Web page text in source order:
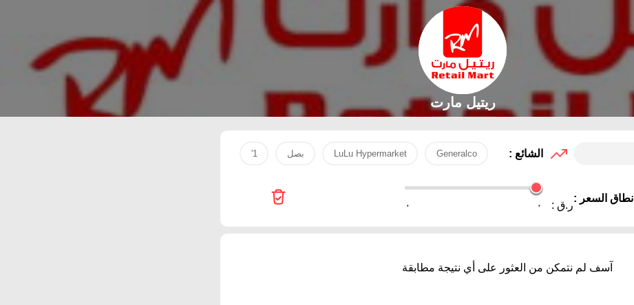
ريتيل مارت
الشائع : Generalco
LuLu Hypermarket بصل 1'
نطاق السعر :
ر.ق : ٠ ٠
آسف لم نتمكن من العثور على أي نتيجة مطابقة